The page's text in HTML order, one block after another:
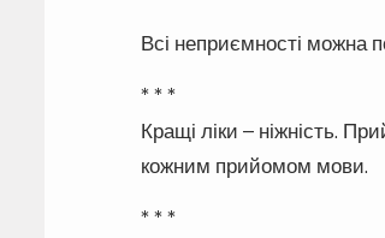
Всі неприємності можна
* * *
Кращі ліки – ніжність.
кожним прийомом мови.
* * *